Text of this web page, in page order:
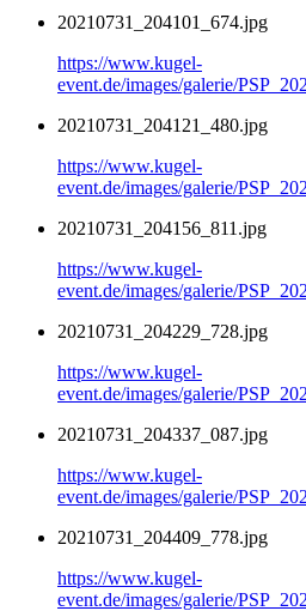
20210731_204101_674.jpg
https://www.kugel-
event.de/images/galerie/
20210731_204121_480.jpg
https://www.kugel-
event.de/images/galerie/
20210731_204156_811.jpg
https://www.kugel-
event.de/images/galerie/
20210731_204229_728.jpg
https://www.kugel-
event.de/images/galerie/
20210731_204337_087.jpg
https://www.kugel-
event.de/images/galerie/
20210731_204409_778.jpg
https://www.kugel-
event.de/images/galerie/